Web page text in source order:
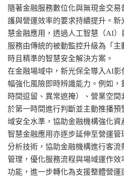
隨著金融服務數位化與無現金交
護與營運效率的要求持續提升。新
慧金融應用，透過人工智慧（AI
服務由傳統的被動監控升級為「
時且精準的智慧安全解決方案。
在金融場域中，新光保全導入AI
幅強化風險即時辨識能力。例如
時間逗留、異常遮掩）、營業空
於第一時間進行判斷並主動推播
域安全水準，協助金融機構強化資
智慧金融應用亦逐步延伸至營運
分析技術，協助金融機構進行客流
管理，優化服務流程與場域運作
功能，進一步轉化為支援整體營